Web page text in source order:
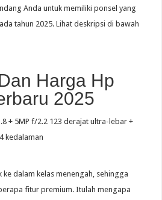
Anda untuk memiliki ponsel yang
tahun 2025. Lihat deskripsi di bawah
Harga Hp
2025
+ 5MP f/2.2 123 derajat ultra-lebar +
kedalaman
ke dalam kelas menengah, sehingga
fitur premium. Itulah mengapa